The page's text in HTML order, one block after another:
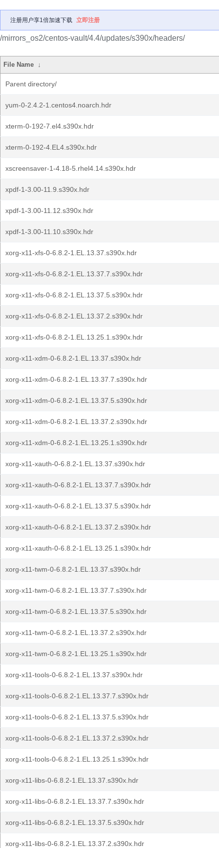
注册用户享1倍加速下载 立即注册
/mirrors_os2/centos-vault/4.4/updates/s390x/headers/
File Name ↓
Parent directory/
yum-0-2.4.2-1.centos4.noarch.hdr
xterm-0-192-7.el4.s390x.hdr
xterm-0-192-4.EL4.s390x.hdr
xscreensaver-1-4.18-5.rhel4.14.s390x.hdr
xpdf-1-3.00-11.9.s390x.hdr
xpdf-1-3.00-11.12.s390x.hdr
xpdf-1-3.00-11.10.s390x.hdr
xorg-x11-xfs-0-6.8.2-1.EL.13.37.s390x.hdr
xorg-x11-xfs-0-6.8.2-1.EL.13.37.7.s390x.hdr
xorg-x11-xfs-0-6.8.2-1.EL.13.37.5.s390x.hdr
xorg-x11-xfs-0-6.8.2-1.EL.13.37.2.s390x.hdr
xorg-x11-xfs-0-6.8.2-1.EL.13.25.1.s390x.hdr
xorg-x11-xdm-0-6.8.2-1.EL.13.37.s390x.hdr
xorg-x11-xdm-0-6.8.2-1.EL.13.37.7.s390x.hdr
xorg-x11-xdm-0-6.8.2-1.EL.13.37.5.s390x.hdr
xorg-x11-xdm-0-6.8.2-1.EL.13.37.2.s390x.hdr
xorg-x11-xdm-0-6.8.2-1.EL.13.25.1.s390x.hdr
xorg-x11-xauth-0-6.8.2-1.EL.13.37.s390x.hdr
xorg-x11-xauth-0-6.8.2-1.EL.13.37.7.s390x.hdr
xorg-x11-xauth-0-6.8.2-1.EL.13.37.5.s390x.hdr
xorg-x11-xauth-0-6.8.2-1.EL.13.37.2.s390x.hdr
xorg-x11-xauth-0-6.8.2-1.EL.13.25.1.s390x.hdr
xorg-x11-twm-0-6.8.2-1.EL.13.37.s390x.hdr
xorg-x11-twm-0-6.8.2-1.EL.13.37.7.s390x.hdr
xorg-x11-twm-0-6.8.2-1.EL.13.37.5.s390x.hdr
xorg-x11-twm-0-6.8.2-1.EL.13.37.2.s390x.hdr
xorg-x11-twm-0-6.8.2-1.EL.13.25.1.s390x.hdr
xorg-x11-tools-0-6.8.2-1.EL.13.37.s390x.hdr
xorg-x11-tools-0-6.8.2-1.EL.13.37.7.s390x.hdr
xorg-x11-tools-0-6.8.2-1.EL.13.37.5.s390x.hdr
xorg-x11-tools-0-6.8.2-1.EL.13.37.2.s390x.hdr
xorg-x11-tools-0-6.8.2-1.EL.13.25.1.s390x.hdr
xorg-x11-libs-0-6.8.2-1.EL.13.37.s390x.hdr
xorg-x11-libs-0-6.8.2-1.EL.13.37.7.s390x.hdr
xorg-x11-libs-0-6.8.2-1.EL.13.37.5.s390x.hdr
xorg-x11-libs-0-6.8.2-1.EL.13.37.2.s390x.hdr